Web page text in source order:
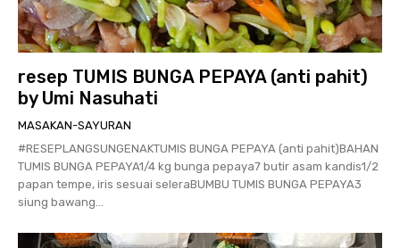
resep TUMIS BUNGA PEPAYA (anti pahit)
by Umi Nasuhati
MASAKAN-SAYURAN
#RESEPLANGSUNGENAKTUMIS BUNGA PEPAYA (anti pahit)BAHAN
TUMIS BUNGA PEPAYA1/4 kg bunga pepaya7 butir asam kandis1/2
papan tempe, iris sesuai seleraBUMBU TUMIS BUNGA PEPAYA3
siung bawang...